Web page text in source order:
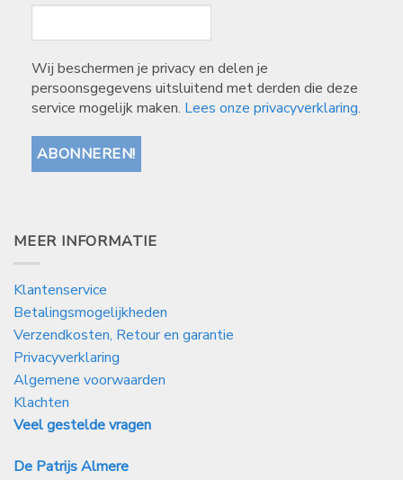
Wij beschermen je privacy en delen je
persoonsgegevens uitsluitend met derden die deze
service mogelijk maken. Lees onze privacyverklaring.
MEER INFORMATIE
Klantenservice
Betalingsmogelijkheden
Verzendkosten, Retour en garantie
Privacyverklaring
Algemene voorwaarden
Klachten
Veel gestelde vragen
De Patrijs Almere